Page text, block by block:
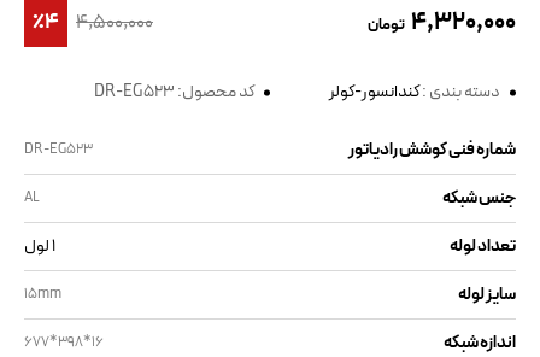
۴,۳۲۰,۰۰۰ تومان ۴,۵۰۰,۰۰۰ ٪۴
دسته بندی :کندانسور-کولر کد محصول: DR-EG523
شماره فنی کوشش رادیاتور DR-EG523
جنس شبکه AL
تعداد لوله
1 لول
سایز لوله
15mm
اندازه شبکه 677*398*16